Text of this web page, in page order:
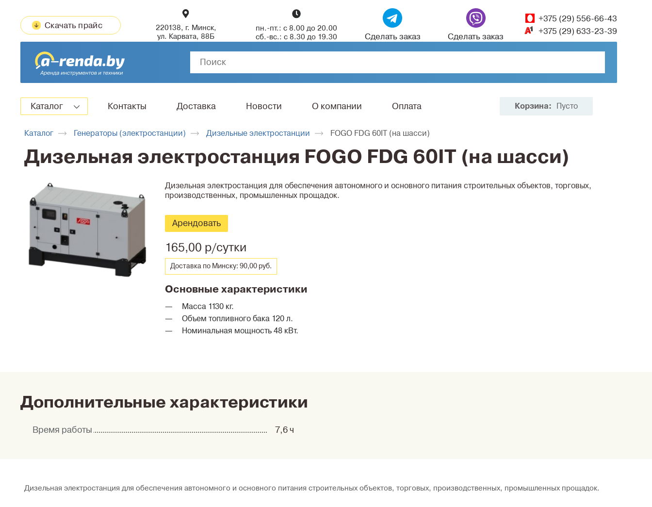
Скачать прайс
220138, г. Минск,
ул. Карвата, 88Б
пн.-пт.: с 8.00 до 20.00
сб.-вс.: с 8.30 до 19.30
Сделать заказ Сделать заказ
+375 (29) 556-66-43
+375 (29) 633-23-39
Каталог Контакты Доставка Новости О компании Оплата Корзина: Пусто
Каталог Генераторы (электростанции) Дизельные электростанции FOGO FDG 60IТ (на шасси)
Дизельная электростанция FOGO FDG 60IТ (на шасси)
Дизельная электростанция для обеспечения автономного и основного питания строительных объектов, торговых,
производственных, промышленных прощадок.
Арендовать
165,00 р/сутки
Доставка по Минску: 90,00 руб.
Основные характеристики
Масса 1130 кг.
Объем топливного бака 120 л.
Номинальная мощность 48 кВт.
Дополнительные характеристики
Время работы 7,6 ч
Дизельная электростанция для обеспечения автономного и основного питания строительных объектов, торговых, производственных, промышленных прощадок.